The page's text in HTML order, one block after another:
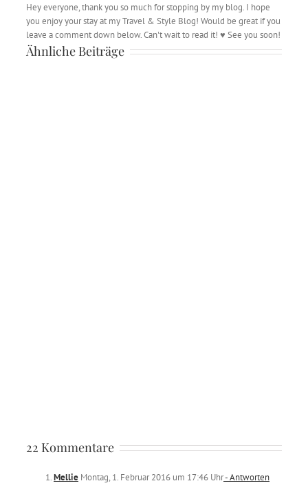
Hey everyone, thank you so much for stopping by my blog. I hope
you enjoy your stay at my Travel & Style Blog! Would be great if you
leave a comment down below. Can't wait to read it! ♥ See you soon!
Ähnliche Beiträge
22 Kommentare
Mellie Montag, 1. Februar 2016 um 17:46 Uhr- Antworten